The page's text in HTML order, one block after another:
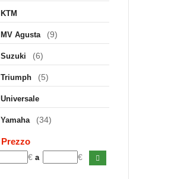
KTM
MV Agusta (9)
Suzuki (6)
Triumph (5)
Universale
Yamaha (34)
Prezzo
€a €